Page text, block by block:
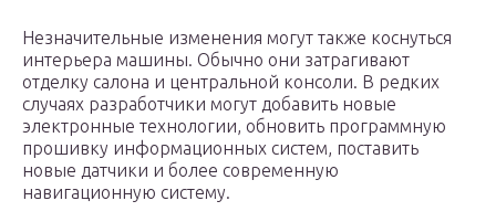
Незначительные изменения могут также коснуться
интерьера машины. Обычно они затрагивают
отделку салона и центральной консоли. В редких
случаях разработчики могут добавить новые
электронные технологии, обновить программную
прошивку информационных систем, поставить
новые датчики и более современную
навигационную систему.